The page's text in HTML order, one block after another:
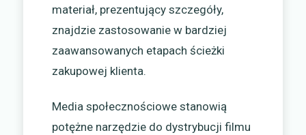
materiał, prezentujący szczegóły,
znajdzie zastosowanie w bardziej
zaawansowanych etapach ścieżki
zakupowej klienta.
Media społecznościowe stanowią
potężne narzędzie do dystrybucji filmu